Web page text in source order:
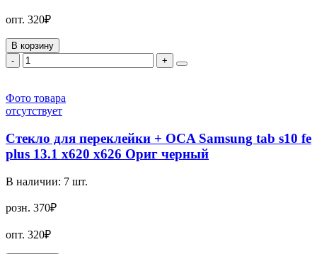
опт. 320₽
В корзину
-
+
Фото товара
отсутствует
Стекло для переклейки + OCA Samsung tab s10 fe
plus 13.1 x620 x626 Ориг черный
В наличии: 7 шт.
розн. 370₽
опт. 320₽